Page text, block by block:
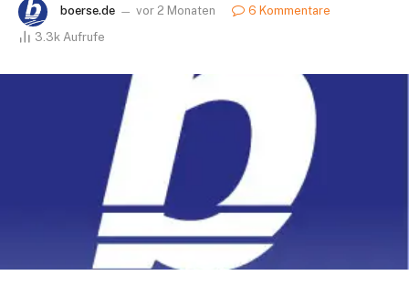
boerse.de vor 2 Monaten
6 Kommentare
3.3k Aufrufe